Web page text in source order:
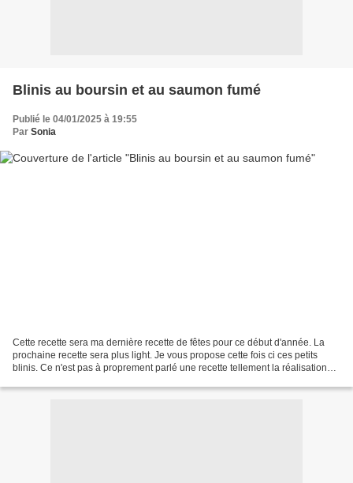
Blinis au boursin et au saumon fumé
Publié le 04/01/2025 à 19:55
Par Sonia
Cette recette sera ma dernière recette de fêtes pour ce début d'année. La
prochaine recette sera plus light. Je vous propose cette fois ci ces petits
blinis. Ce n'est pas à proprement parlé une recette tellement la réalisation